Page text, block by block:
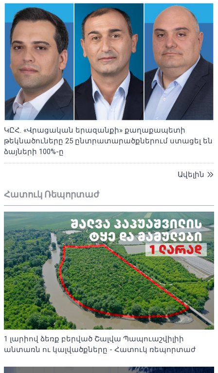
ԿԸՀ. «Վրացական երազանքի» քաղաքապետի
թեկնածուները 25 ընտրատարածքներում ստացել են
ձայների 100%-ը
Ավելին
Հատուկ Ռեպորտաժ
1 լարիով ձեռք բերված Շալվա Պապուաշվիլիի
անտառն ու կալվածքները - Հատուկ ռեպորտաժ